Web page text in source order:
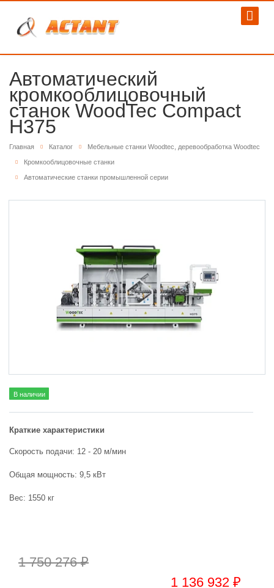
Автоматический
кромкооблицовочный
станок WoodTec Compact
H375
Главная Каталог Мебельные станки Woodtec, деревообработка Woodtec
Кромкооблицовочные станки
Автоматические станки промышленной серии
В наличии
Краткие характеристики
Скорость подачи: 12 - 20 м/мин
Общая мощность: 9,5 кВт
Вес: 1550 кг
1 750 276 ₽
1 136 932 ₽